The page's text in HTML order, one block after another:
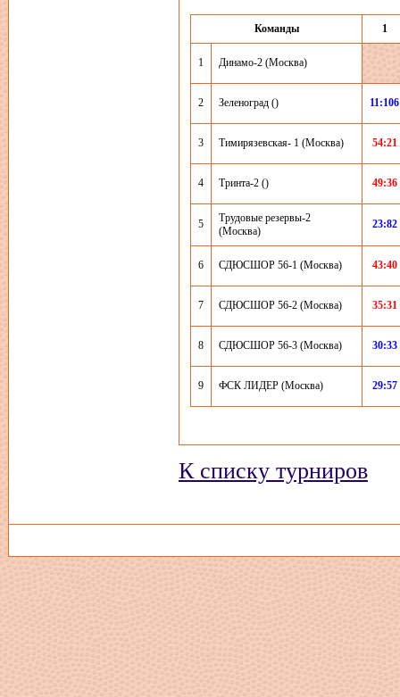
Команды 1
1 Динамо-2 (Москва)
2 Зеленоград () 11:106
3 Тимирязевская- 1 (Москва) 54:21
4 Тринта-2 () 49:36
5
Трудовые резервы-2
(Москва)
23:82
6 СДЮСШОР 56-1 (Москва) 43:40
7 СДЮСШОР 56-2 (Москва) 35:31
8 СДЮСШОР 56-3 (Москва) 30:33
9 ФСК ЛИДЕР (Москва) 29:57
К списку турниров